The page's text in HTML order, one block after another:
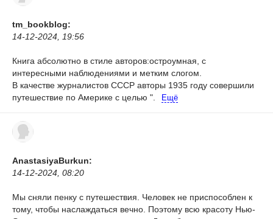
tm_bookblog:
14-12-2024, 19:56
Книга абсолютно в стиле авторов:остроумная, с
интересными наблюдениями и метким слогом.
В качестве журналистов СССР авторы 1935 году совершили
путешествие по Америке с целью ".
Ещё
AnastasiyaBurkun:
14-12-2024, 08:20
Мы сняли пенку с путешествия. Человек не приспособлен к
тому, чтобы наслаждаться вечно. Поэтому всю красоту Нью-